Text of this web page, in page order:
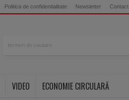
Politica de confidentialitate Newsletter Contact
VIDEO
ECONOMIE CIRCULARĂ